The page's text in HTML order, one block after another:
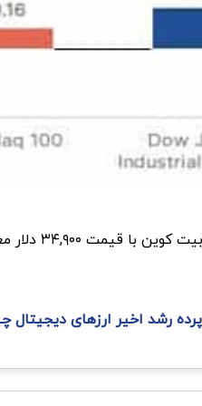
افزایش چشمگیر ۲۴ درصدی در ماه گذشته است.
رشد اخیر ارزهای